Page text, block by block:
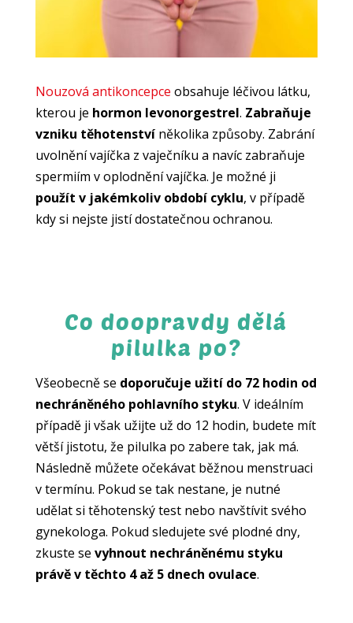
Nouzová antikoncepce obsahuje léčivou látku,
kterou je hormon levonorgestrel. Zabraňuje
vzniku těhotenstvíněkolika způsoby. Zabrání
uvolnění vajíčka z vaječníku a navíc zabraňuje
spermiím v oplodnění vajíčka. Je možné ji
použít v jakémkoliv období cyklu, v případě
kdy si nejste jistí dostatečnou ochranou.
Co doopravdy dělá
pilulka po?
Všeobecně se doporučuje užití do 72 hodin od
nechráněného pohlavního styku. V ideálním
případě ji však užijte už do 12 hodin, budete mít
větší jistotu, že pilulka po zabere tak, jak má.
Následně můžete očekávat běžnou menstruaci
v termínu. Pokud se tak nestane, je nutné
udělat si těhotenský test nebo navštívit svého
gynekologa. Pokud sledujete své plodné dny,
zkuste se vyhnout nechráněnému styku
právě v těchto 4 až 5 dnech ovulace.